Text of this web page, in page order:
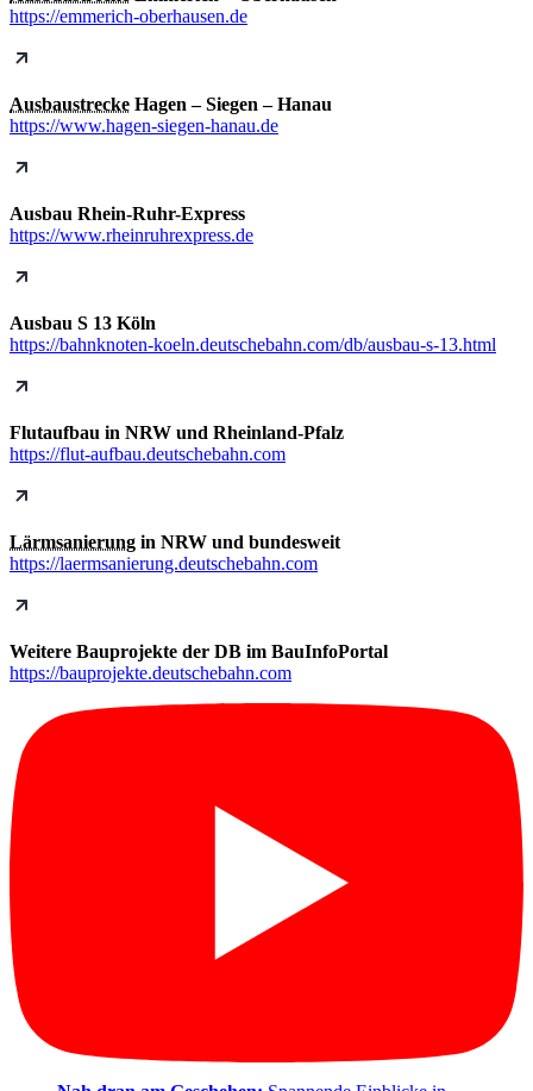
https://emmerich-oberhausen.de
Ausbaustrecke Hagen – Siegen – Hanau
https://www.hagen-siegen-hanau.de
Ausbau Rhein-Ruhr-Express
https://www.rheinruhrexpress.de
Ausbau S 13 Köln
https://bahnknoten-koeln.deutschebahn.com/db/ausbau-s-13.html
Flutaufbau in NRW und Rheinland-Pfalz
https://flut-aufbau.deutschebahn.com
Lärmsanierung in NRW und bundesweit
https://laermsanierung.deutschebahn.com
Weitere Bauprojekte der DB im BauInfoPortal
https://bauprojekte.deutschebahn.com